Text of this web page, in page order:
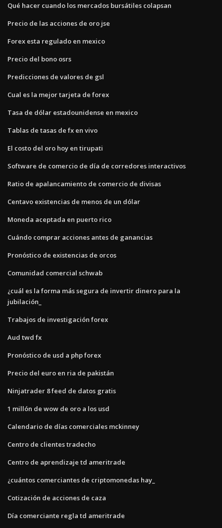
Qué hacer cuando los mercados bursátiles colapsan
Precio de las acciones de oro jse
Forex esta regulado en mexico
Precio del bono osrs
Predicciones de valores de gsl
Cual es la mejor tarjeta de forex
Tasa de dólar estadounidense en mexico
Tablas de tasas de fx en vivo
El costo del oro hoy en tirupati
Software de comercio de día de corredores interactivos
Ratio de apalancamiento de comercio de divisas
Centavo existencias de menos de un dólar
Moneda aceptada en puerto rico
Cuándo comprar acciones antes de ganancias
Pronóstico de existencias de orcos
Comunidad comercial schwab
¿cuál es la forma más segura de invertir dinero para la
jubilación_
Trabajos de investigación forex
Aud twd fx
Pronóstico de usd a php forex
Precio del euro en ria de pakistán
Ninjatrader 8 feed de datos gratis
1 millón de wow de oro a los usd
Calendario de días comerciales mckinney
Centro de clientes tradecho
Centro de aprendizaje td ameritrade
¿cuántos comerciantes de criptomonedas hay_
Cotización de acciones de caza
Día comerciante regla td ameritrade